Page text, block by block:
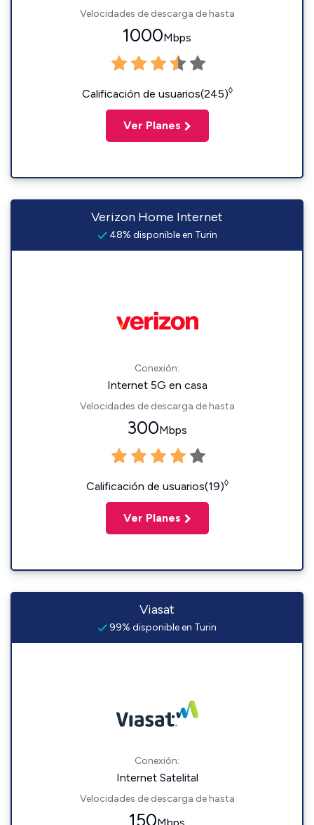
Velocidades de descarga de hasta
1000Mbps
Calificación de usuarios(245)◊
Ver Planes
Verizon Home Internet
48% disponible en Turin
Conexión:
Internet 5G en casa
Velocidades de descarga de hasta
300Mbps
Calificación de usuarios(19)◊
Ver Planes
Viasat
99% disponible en Turin
Conexión:
Internet Satelital
Velocidades de descarga de hasta
150